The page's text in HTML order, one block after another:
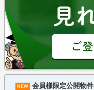
会員様限定公開物件